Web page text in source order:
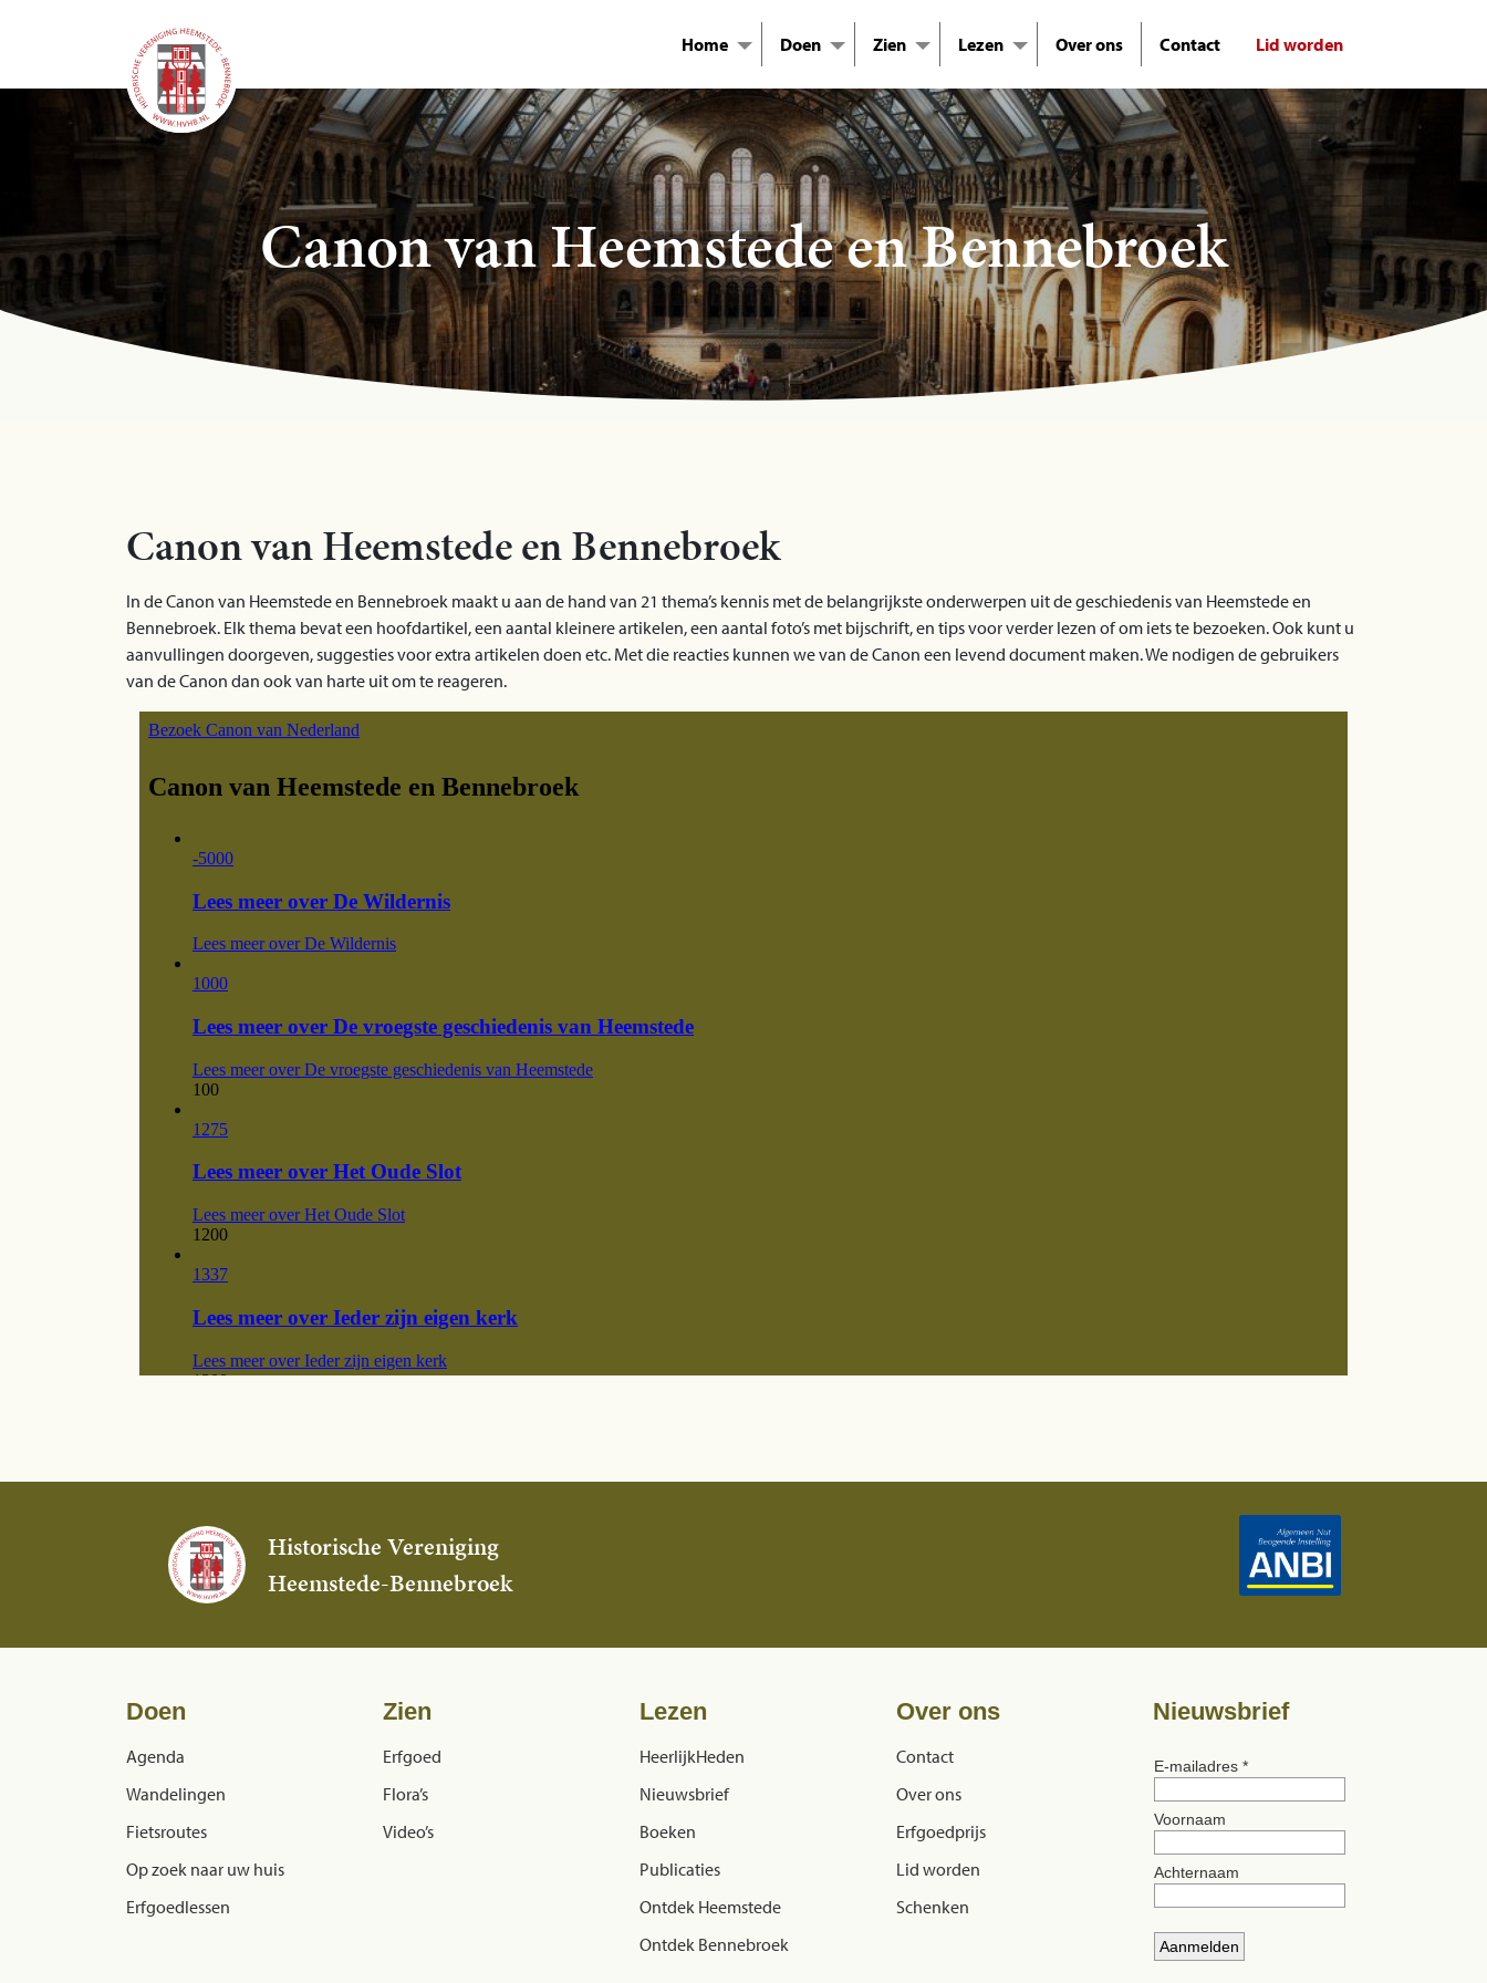
Home Doen Zien Lezen Over ons Contact Lid worden
Canon van Heemstede en Bennebroek
Canon van Heemstede en Bennebroek
In de Canon van Heemstede en Bennebroek maakt u aan de hand van 21 thema’s kennis met de belangrijkste onderwerpen uit de geschiedenis van Heemstede en
Bennebroek. Elk thema bevat een hoofdartikel, een aantal kleinere artikelen, een aantal foto’s met bijschrift, en tips voor verder lezen of om iets te bezoeken. Ook kunt u
aanvullingen doorgeven, suggesties voor extra artikelen doen etc. Met die reacties kunnen we van de Canon een levend document maken. We nodigen de gebruikers
van de Canon dan ook van harte uit om te reageren.
Historische Vereniging
Heemstede-Bennebroek
Doen
Agenda
Wandelingen
Fietsroutes
Op zoek naar uw huis
Erfgoedlessen
Zien
Erfgoed
Flora’s
Video’s
Lezen
HeerlijkHeden
Nieuwsbrief
Boeken
Publicaties
Ontdek Heemstede
Ontdek Bennebroek
Over ons
Contact
Over ons
Erfgoedprijs
Lid worden
Schenken
Nieuwsbrief